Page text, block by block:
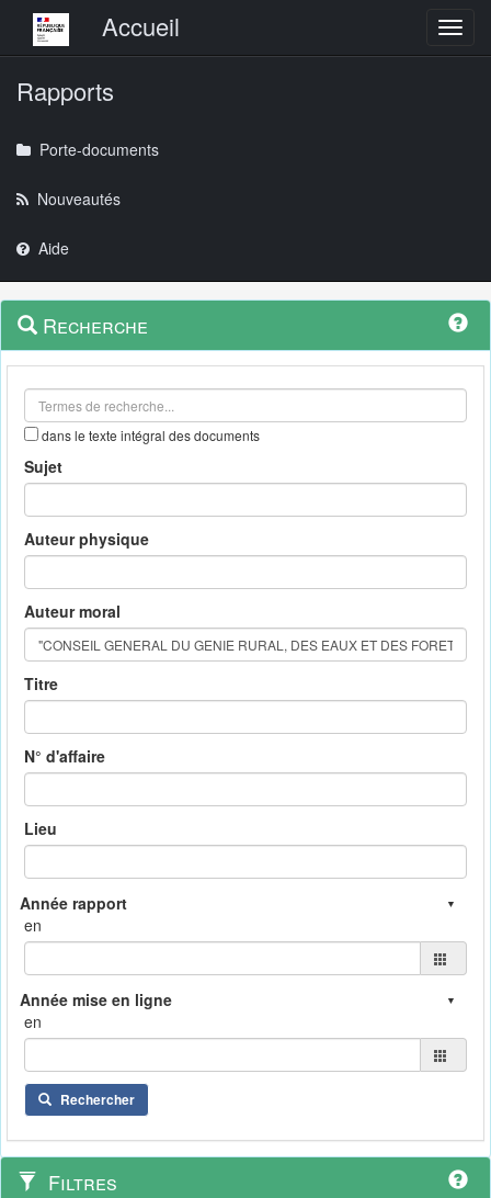
Menu principalAccueil
Rapports
Porte-documents
Nouveautés
Aide
Navigation
outils
Menu
contextuel
Recherche
dans le texte intégral des documents
Sujet
Auteur physique
Auteur moral
Titre
N° d'affaire
Lieu
en
en
Rechercher
Filtres